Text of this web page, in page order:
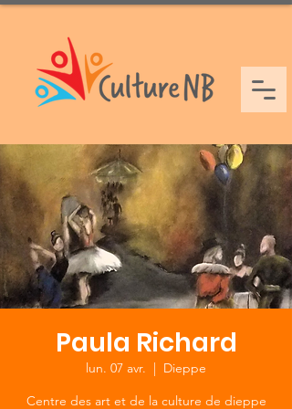
Paula Richard
lun. 07 avr.
  |
Dieppe
Centre des art et de la culture de dieppe